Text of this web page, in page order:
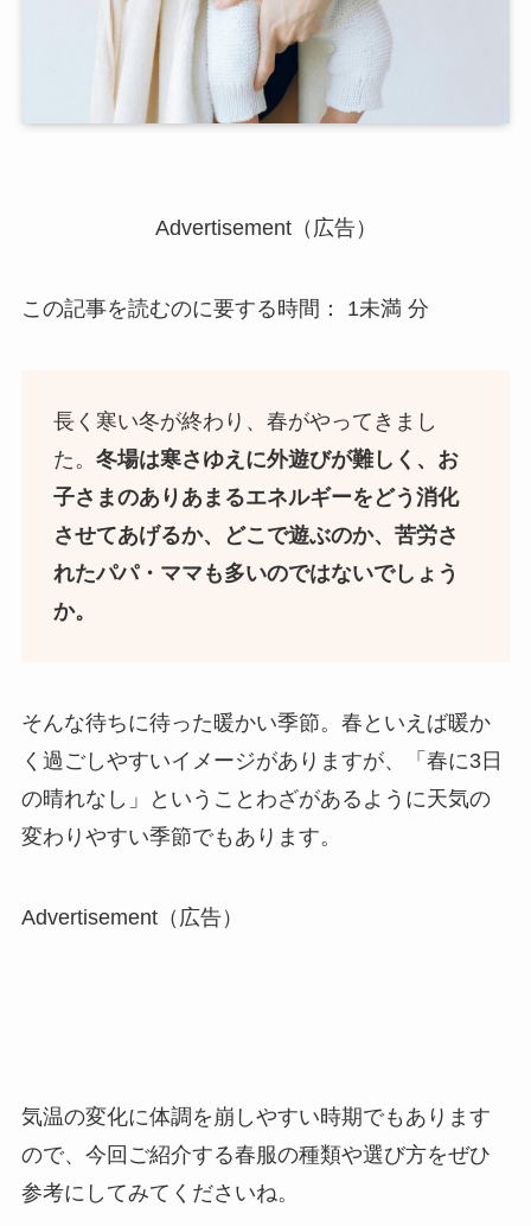
Advertisement（広告）
この記事を読むのに要する時間： 1未満 分
長く寒い冬が終わり、春がやってきまし
た。 冬場は寒さゆえに外遊びが難しく、お
子さまのありあまるエネルギーをどう消化
させてあげるか、どこで遊ぶのか、苦労さ
れたパパ・ママも多いのではないでしょう
か。
そんな待ちに待った暖かい季節。春といえば暖か
く過ごしやすいイメージがありますが、「春に3日
の晴れなし」ということわざがあるように天気の
変わりやすい季節でもあります。
Advertisement（広告）
気温の変化に体調を崩しやすい時期でもあります
ので、今回ご紹介する春服の種類や選び方をぜひ
参考にしてみてくださいね。